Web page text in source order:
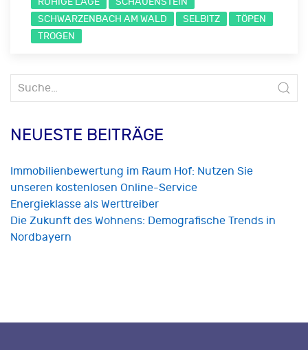
SCHWARZENBACH AM WALD
SELBITZ
TÖPEN
TROGEN
Suche
nach:
NEUESTE BEITRÄGE
Immobilienbewertung im Raum Hof: Nutzen Sie
unseren kostenlosen Online-Service
Energieklasse als Werttreiber
Die Zukunft des Wohnens: Demografische Trends in
Nordbayern